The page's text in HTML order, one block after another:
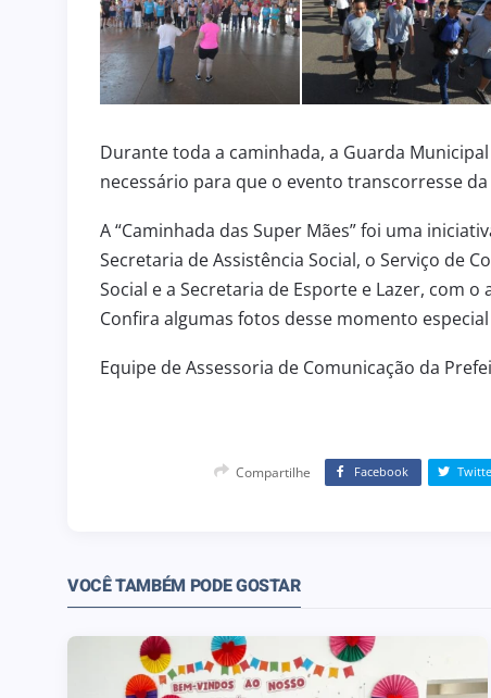
Durante toda a caminhada, a Guarda
necessário para que o evento transcorresse
A “Caminhada das Super Mães” foi uma
Secretaria de Assistência Social, o Serviço de
Social e a Secretaria de Esporte e Lazer, com o
Confira algumas fotos desse momento
Equipe de Assessoria de Comunicação da
Compartilhe Facebook
VOCÊ TAMBÉM PODE GOSTAR